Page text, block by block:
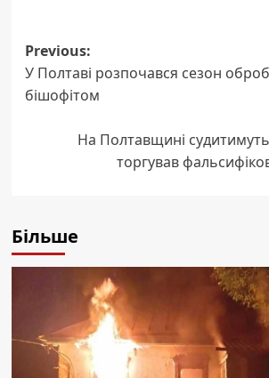
Post
navigation
Previous:
У Полтаві розпочався сезон
бішофітом
На Полтавщині
торгував
Більше